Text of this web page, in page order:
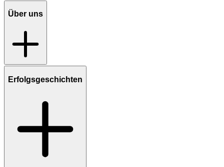
Über uns
Erfolgsgeschichten